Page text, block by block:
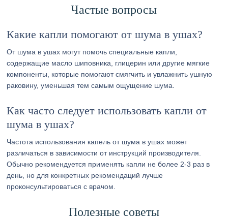
Частые вопросы
Какие капли помогают от шума в ушах?
От шума в ушах могут помочь специальные капли,
содержащие масло шиповника, глицерин или другие мягкие
компоненты, которые помогают смягчить и увлажнить ушную
раковину, уменьшая тем самым ощущение шума.
Как часто следует использовать капли от
шума в ушах?
Частота использования капель от шума в ушах может
различаться в зависимости от инструкций производителя.
Обычно рекомендуется применять капли не более 2-3 раз в
день, но для конкретных рекомендаций лучше
проконсультироваться с врачом.
Полезные советы